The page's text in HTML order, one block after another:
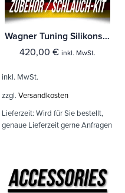
Wagner Tuning Silikonschlauch Kit VW Tiguan AD1 2,0TSI
420,00 € inkl. MwSt.
inkl. MwSt.
zzgl. Versandkosten
Lieferzeit: Wird für Sie bestellt,
genaue Lieferzeit gerne Anfragen